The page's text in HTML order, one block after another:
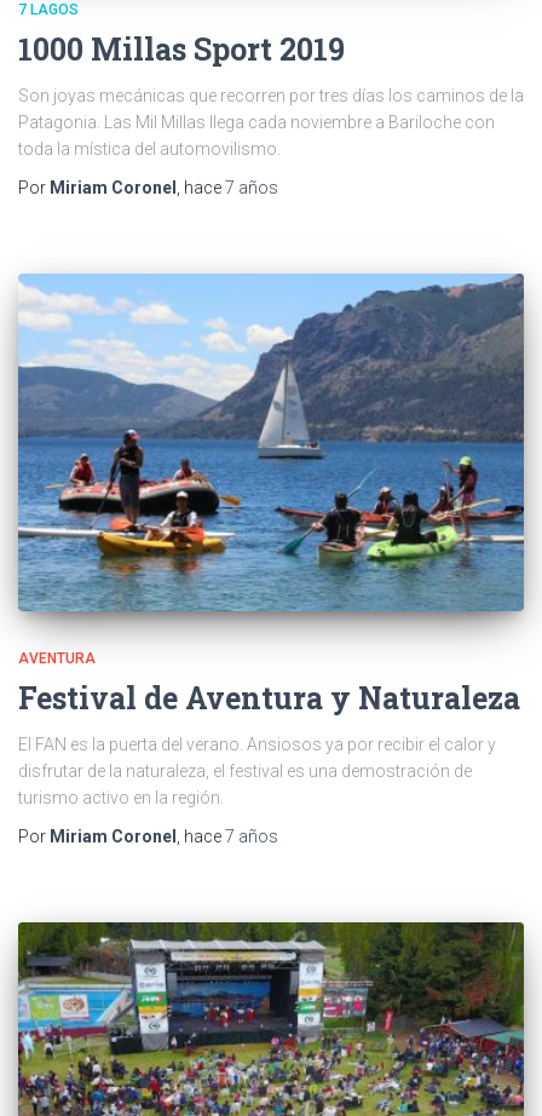
7 LAGOS
1000 Millas Sport 2019
Son joyas mecánicas que recorren por tres días los caminos de la
Patagonia. Las Mil Millas llega cada noviembre a Bariloche con
toda la mística del automovilismo.
Por Miriam Coronel , hace7 años
AVENTURA
Festival de Aventura y Naturaleza
El FAN es la puerta del verano. Ansiosos ya por recibir el calor y
disfrutar de la naturaleza, el festival es una demostración de
turismo activo en la región.
Por Miriam Coronel , hace7 años